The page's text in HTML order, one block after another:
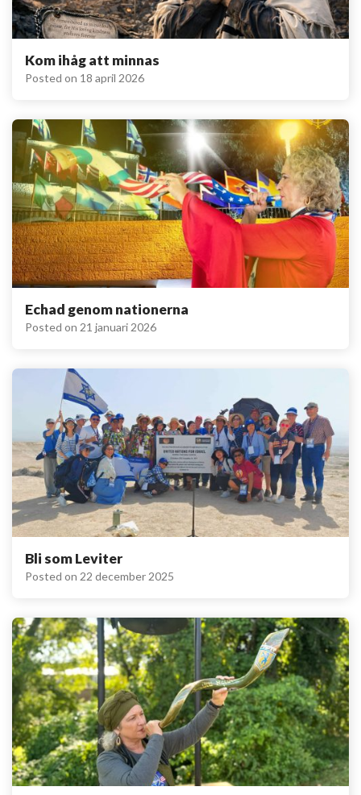
Kom ihåg att minnas
Posted on 18 april 2026
Echad genom nationerna
Posted on 21 januari 2026
Bli som Leviter
Posted on 22 december 2025